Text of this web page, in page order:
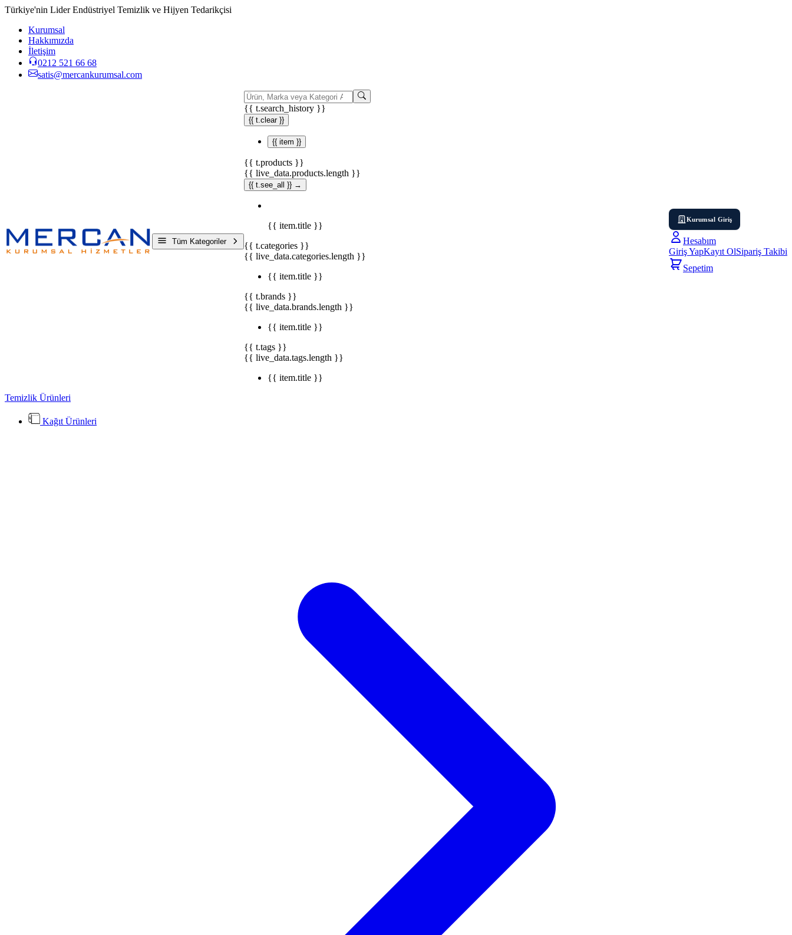
Türkiye'nin Lider Endüstriyel Temizlik ve Hijyen Tedarikçisi
Kurumsal
Hakkımızda
İletişim
0212 521 66 68
satis@mercankurumsal.com
Tüm Kategoriler
{{ t.search_history }}
{{ t.clear }}
{{ item }}
{{ t.products }}
{{ live_data.products.length }}
{{ t.see_all }} →
{{ item.title }}
{{ t.categories }}
{{ live_data.categories.length }}
{{ item.title }}
{{ t.brands }}
{{ live_data.brands.length }}
{{ item.title }}
{{ t.tags }}
{{ live_data.tags.length }}
{{ item.title }}
Kurumsal Giriş
Hesabım
Giriş YapKayıt OlSipariş Takibi
Sepetim
Temizlik Ürünleri
Kağıt Ürünleri